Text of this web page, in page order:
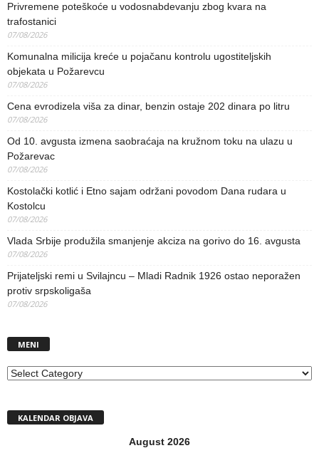
Privremene poteškoće u vodosnabdevanju zbog kvara na
trafostanici
07/08/2026
Komunalna milicija kreće u pojačanu kontrolu ugostiteljskih
objekata u Požarevcu
07/08/2026
Cena evrodizela viša za dinar, benzin ostaje 202 dinara po litru
07/08/2026
Od 10. avgusta izmena saobraćaja na kružnom toku na ulazu u
Požarevac
07/08/2026
Kostolački kotlić i Etno sajam održani povodom Dana rudara u
Kostolcu
07/08/2026
Vlada Srbije produžila smanjenje akciza na gorivo do 16. avgusta
07/08/2026
Prijateljski remi u Svilajncu – Mladi Radnik 1926 ostao neporažen
protiv srpskoligaša
07/08/2026
MENI
MENI
KALENDAR OBJAVA
August 2026